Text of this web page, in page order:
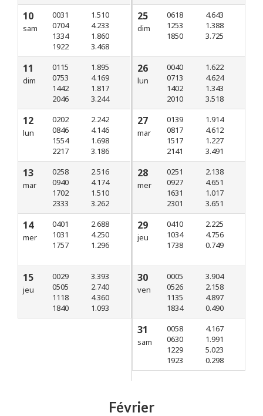
10
sam
0031
0704
1334
1922
1.510
4.233
1.860
3.468
11
dim
0115
0753
1442
2046
1.895
4.169
1.817
3.244
12
lun
0202
0846
1554
2217
2.242
4.146
1.698
3.186
13
mar
0258
0940
1702
2333
2.516
4.174
1.510
3.262
14
mer
0401
1031
1757
2.688
4.250
1.296
15
jeu
0029
0505
1118
1840
3.393
2.740
4.360
1.093
25
dim
0618
1253
1850
4.643
1.388
3.725
26
lun
0040
0713
1402
2010
1.622
4.624
1.343
3.518
27
mar
0139
0817
1517
2141
1.914
4.612
1.227
3.491
28
mer
0251
0927
1631
2301
2.138
4.651
1.017
3.651
29
jeu
0410
1034
1738
2.225
4.756
0.749
30
ven
0005
0526
1135
1834
3.904
2.158
4.897
0.490
31
sam
0058
0630
1229
1923
4.167
1.991
5.023
0.298
Février